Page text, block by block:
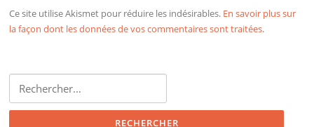
Ce site utilise Akismet pour réduire les indésirables. En savoir plus sur
la façon dont les données de vos commentaires sont traitées.